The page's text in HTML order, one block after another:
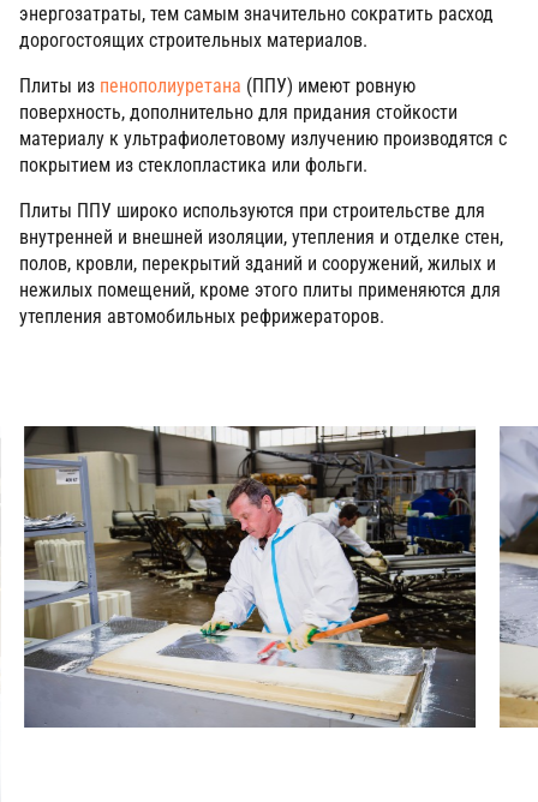
энергозатраты, тем самым значительно сократить расход
дорогостоящих строительных материалов.
Плиты из пенополиуретана (ППУ) имеют ровную
поверхность, дополнительно для придания стойкости
материалу к ультрафиолетовому излучению производятся с
покрытием из стеклопластика или фольги.
Плиты ППУ широко используются при строительстве для
внутренней и внешней изоляции, утепления и отделке стен,
полов, кровли, перекрытий зданий и сооружений, жилых и
нежилых помещений, кроме этого плиты применяются для
утепления автомобильных рефрижераторов.